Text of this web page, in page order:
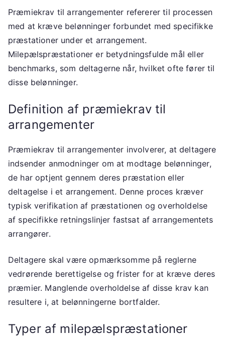
Præmiekrav til arrangementer refererer til processen
med at kræve belønninger forbundet med specifikke
præstationer under et arrangement.
Milepælspræstationer er betydningsfulde mål eller
benchmarks, som deltagerne når, hvilket ofte fører til
disse belønninger.
Definition af præmiekrav til
arrangementer
Præmiekrav til arrangementer involverer, at deltagere
indsender anmodninger om at modtage belønninger,
de har optjent gennem deres præstation eller
deltagelse i et arrangement. Denne proces kræver
typisk verifikation af præstationen og overholdelse
af specifikke retningslinjer fastsat af arrangementets
arrangører.
Deltagere skal være opmærksomme på reglerne
vedrørende berettigelse og frister for at kræve deres
præmier. Manglende overholdelse af disse krav kan
resultere i, at belønningerne bortfalder.
Typer af milepælspræstationer